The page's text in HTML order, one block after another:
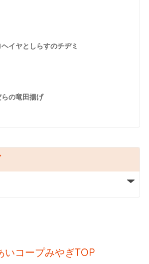
ヘイヤとしらすのチヂミ
らの竜田揚げ
コープみやぎTOP